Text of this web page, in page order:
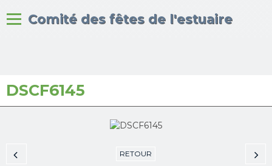
Comité des fêtes de l'estuaire
Accueil
DSCF6145
RETOUR